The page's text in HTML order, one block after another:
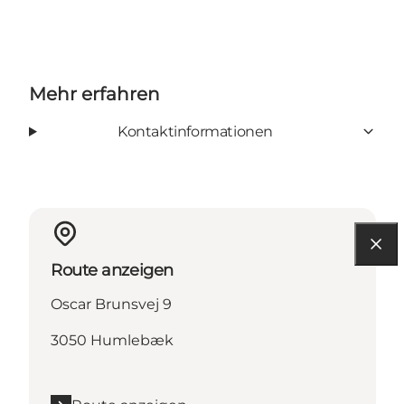
Mehr erfahren
Kontaktinformationen
Route anzeigen
Oscar Brunsvej 9
3050 Humlebæk